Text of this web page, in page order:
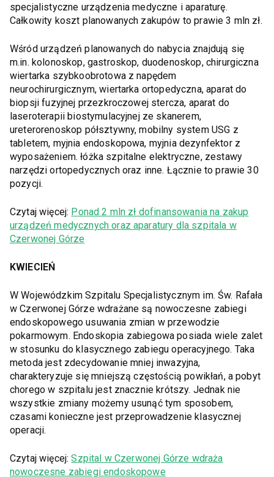
specjalistyczne urządzenia medyczne i aparaturę.
Całkowity koszt planowanych zakupów to prawie 3 mln zł.
Wśród urządzeń planowanych do nabycia znajdują się
m.in. kolonoskop, gastroskop, duodenoskop, chirurgiczna
wiertarka szybkoobrotowa z napędem
neurochirurgicznym, wiertarka ortopedyczna, aparat do
biopsji fuzyjnej przezkroczowej stercza, aparat do
laseroterapii biostymulacyjnej ze skanerem,
ureterorenoskop półsztywny, mobilny system USG z
tabletem, myjnia endoskopowa, myjnia dezynfektor z
wyposażeniem. łóżka szpitalne elektryczne, zestawy
narzędzi ortopedycznych oraz inne. Łącznie to prawie 30
pozycji.
Czytaj więcej: Ponad 2 mln zł dofinansowania na zakup
urządzeń medycznych oraz aparatury dla szpitala w
Czerwonej Górze
KWIECIEŃ
W Wojewódzkim Szpitalu Specjalistycznym im. Św. Rafała
w Czerwonej Górze wdrażane są nowoczesne zabiegi
endoskopowego usuwania zmian w przewodzie
pokarmowym. Endoskopia zabiegowa posiada wiele zalet
w stosunku do klasycznego zabiegu operacyjnego. Taka
metoda jest zdecydowanie mniej inwazyjna,
charakteryzuje się mniejszą częstością powikłań, a pobyt
chorego w szpitalu jest znacznie krótszy. Jednak nie
wszystkie zmiany możemy usunąć tym sposobem,
czasami konieczne jest przeprowadzenie klasycznej
operacji.
Czytaj więcej:Szpital w Czerwonej Górze wdraża
nowoczesne zabiegi endoskopowe